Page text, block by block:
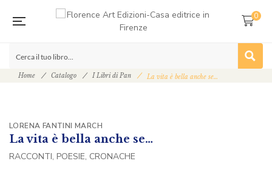
0
Home Catalogo I Libri di Pan La vita è bella anche se…
LORENA FANTINI MARCH
La vita è bella anche se…
RACCONTI, POESIE, CRONACHE